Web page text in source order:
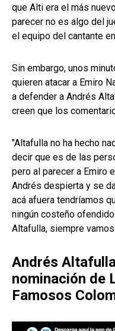
que Alti era el más
parecer no es algo del
el equipo del cantante
Sin embargo, unos
quieren atacar a Emiro
a defender a Andrés
creen que los
"Altafulla no ha hecho
decir que es de las
pero al parecer a Emiro
Andrés despierta y se
acá afuera tendríamos
ningún costeño
Altafulla, siempre
Andrés
nominación de
Famosos